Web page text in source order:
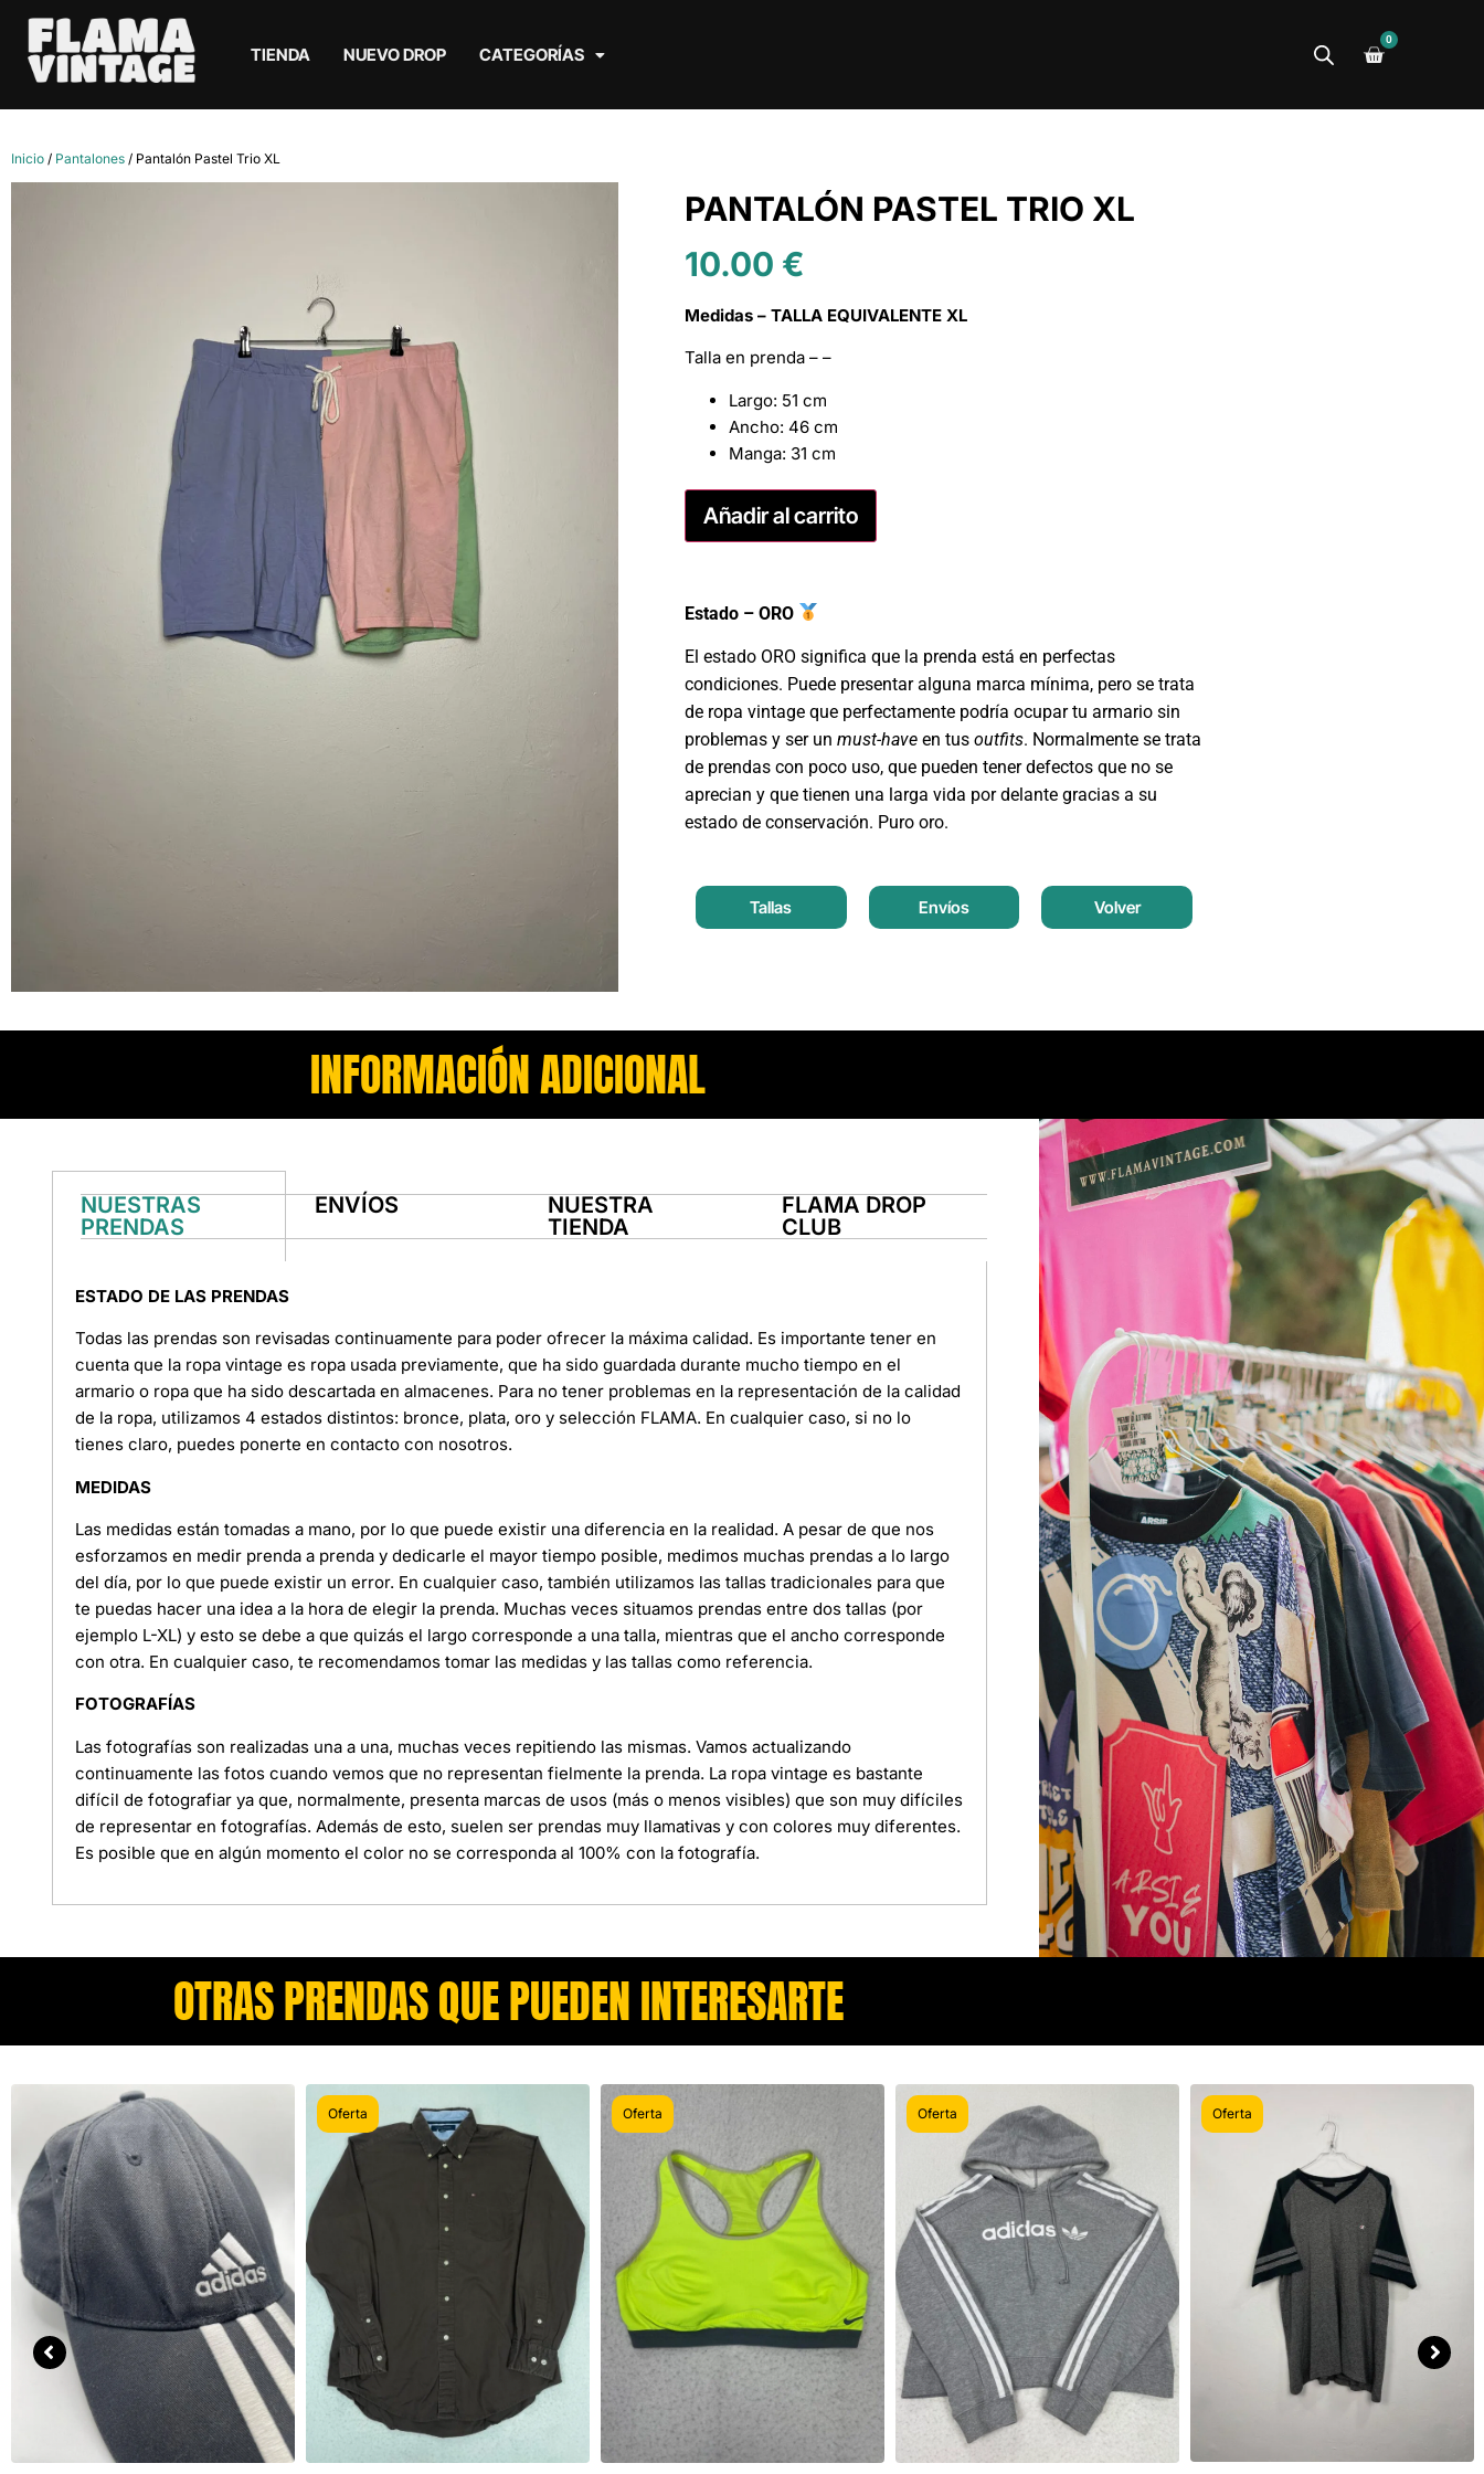
TIENDA NUEVO DROP CATEGORÍAS
0
Inicio / Pantalones / Pantalón Pastel Trio XL
PANTALÓN PASTEL TRIO XL
10.00 €
Medidas – TALLA EQUIVALENTE XL
Talla en prenda – –
Largo: 51 cm
Ancho: 46 cm
Manga: 31 cm
Añadir al carrito
Estado – ORO
El estado ORO significa que la prenda está en perfectas
condiciones. Puede presentar alguna marca mínima, pero se trata
de ropa vintage que perfectamente podría ocupar tu armario sin
problemas y ser un must-have en tus outfits. Normalmente se trata
de prendas con poco uso, que pueden tener defectos que no se
aprecian y que tienen una larga vida por delante gracias a su
estado de conservación. Puro oro.
Tallas Envíos Volver
INFORMACIÓN ADICIONAL
NUESTRAS
PRENDAS
ENVÍOS
NUESTRA
TIENDA
FLAMA DROP
CLUB
ESTADO DE LAS PRENDAS
Todas las prendas son revisadas continuamente para poder ofrecer la máxima calidad. Es importante tener en
cuenta que la ropa vintage es ropa usada previamente, que ha sido guardada durante mucho tiempo en el
armario o ropa que ha sido descartada en almacenes. Para no tener problemas en la representación de la calidad
de la ropa, utilizamos 4 estados distintos: bronce, plata, oro y selección FLAMA. En cualquier caso, si no lo
tienes claro, puedes ponerte en contacto con nosotros.
MEDIDAS
Las medidas están tomadas a mano, por lo que puede existir una diferencia en la realidad. A pesar de que nos
esforzamos en medir prenda a prenda y dedicarle el mayor tiempo posible, medimos muchas prendas a lo largo
del día, por lo que puede existir un error. En cualquier caso, también utilizamos las tallas tradicionales para que
te puedas hacer una idea a la hora de elegir la prenda. Muchas veces situamos prendas entre dos tallas (por
ejemplo L-XL) y esto se debe a que quizás el largo corresponde a una talla, mientras que el ancho corresponde
con otra. En cualquier caso, te recomendamos tomar las medidas y las tallas como referencia.
FOTOGRAFÍAS
Las fotografías son realizadas una a una, muchas veces repitiendo las mismas. Vamos actualizando
continuamente las fotos cuando vemos que no representan fielmente la prenda. La ropa vintage es bastante
difícil de fotografiar ya que, normalmente, presenta marcas de usos (más o menos visibles) que son muy difíciles
de representar en fotografías. Además de esto, suelen ser prendas muy llamativas y con colores muy diferentes.
Es posible que en algún momento el color no se corresponda al 100% con la fotografía.
OTRAS PRENDAS QUE PUEDEN INTERESARTE​
Oferta Oferta Oferta Oferta